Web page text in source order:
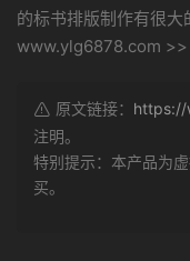
的标书排版制作有很大
www.ylg6878.com >>
原文链接： https://
注明。
特别提示：本产品为
买。